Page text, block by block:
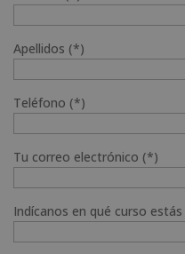
Apellidos (*)
Teléfono (*)
Tu correo electrónico (*)
Indícanos en qué curso